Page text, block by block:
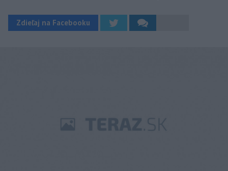
Zdieľaj na Facebooku